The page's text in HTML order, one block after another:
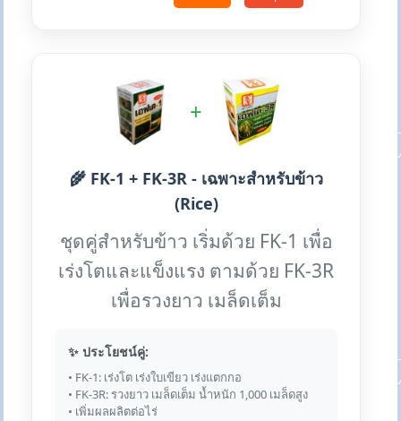
+
🌾 FK-1 + FK-3R - เฉพาะสำหรับข้าว
(Rice)
ชุดคู่สำหรับข้าว เริ่มด้วย FK-1 เพื่อ
เร่งโตและแข็งแรง ตามด้วย FK-3R
เพื่อรวงยาว เมล็ดเต็ม
✨ ประโยชน์คู่:
• FK-1: เร่งโต เร่งใบเขียว เร่งแตกกอ
• FK-3R: รวงยาว เมล็ดเต็ม น้ำหนัก 1,000 เมล็ดสูง
• เพิ่มผลผลิตต่อไร่